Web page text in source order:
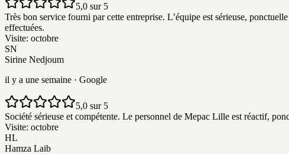
5,0 sur 5
Très bon service fourni par cette entreprise. L’équipe est sérieuse,
effectuées.
Visite: octobre
SN
Sirine Nedjoum
il y a une semaine · Google
5,0 sur 5
Société sérieuse et compétente. Le personnel de Mepac Lille est réactif,
Visite: octobre
HL
Hamza Laib